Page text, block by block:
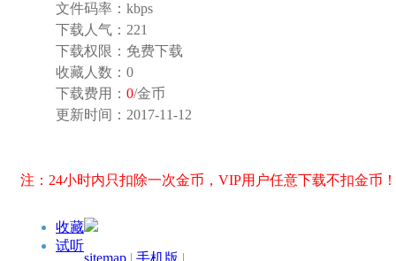
文件码率： kbps
下载人气： 221
下载权限： 免费下载
收藏人数： 0
下载费用： 0/金币
更新时间： 2017-11-12
注：24小时内只扣除一次金币，VIP用户任意下载不扣金币！
收藏
试听
sitemap | 手机版 |